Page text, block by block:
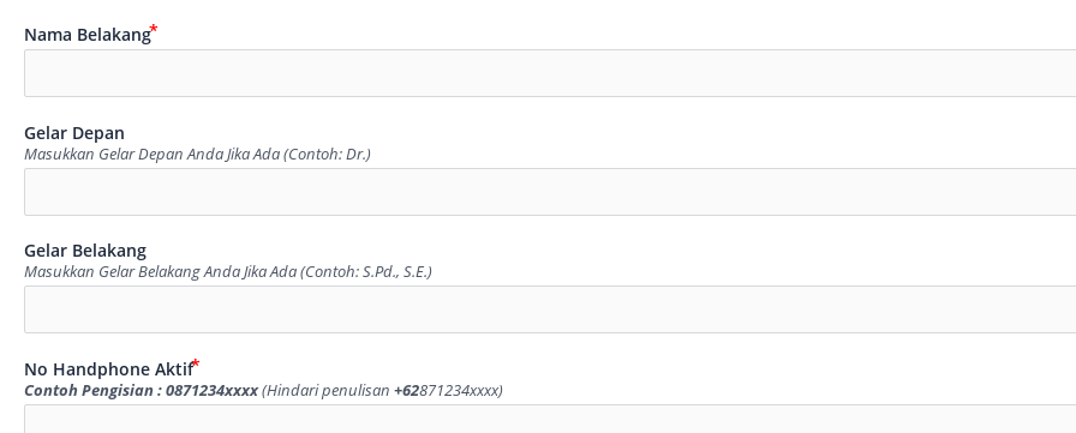
Nama Belakang
Gelar Depan
Masukkan Gelar Depan Anda Jika Ada (Contoh: Dr.)
Gelar Belakang
Masukkan Gelar Belakang Anda Jika Ada (Contoh: S.Pd., S.E.)
No Handphone Aktif
Contoh Pengisian : 0871234xxxx(Hindari penulisan +62871234xxxx)